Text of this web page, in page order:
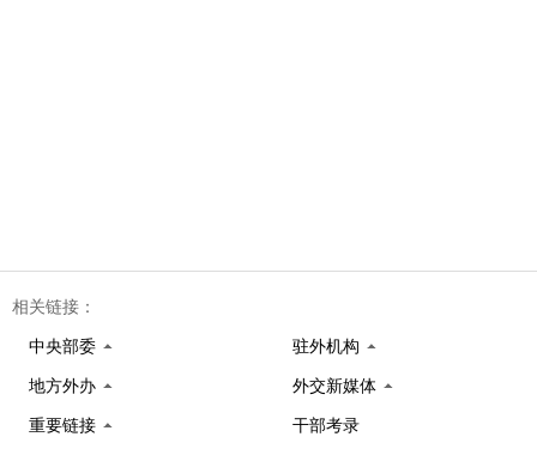
相关链接：
中央部委 驻外机构
地方外办 外交新媒体
重要链接 干部考录